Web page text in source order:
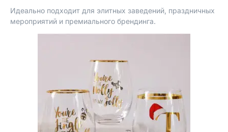
Идеально подходит для элитных заведений, праздничных
мероприятий и премиального брендинга.